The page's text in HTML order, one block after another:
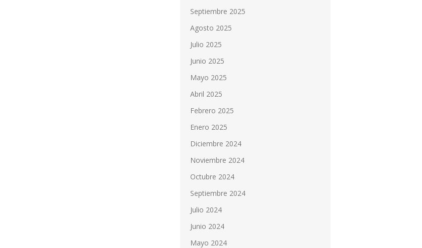
Septiembre 2025
Agosto 2025
Julio 2025
Junio 2025
Mayo 2025
Abril 2025
Febrero 2025
Enero 2025
Diciembre 2024
Noviembre 2024
Octubre 2024
Septiembre 2024
Julio 2024
Junio 2024
Mayo 2024